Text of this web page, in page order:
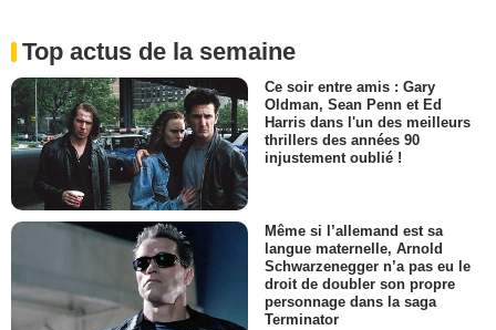
Top actus de la semaine
Ce soir entre amis : Gary
Oldman, Sean Penn et Ed
Harris dans l'un des meilleurs
thrillers des années 90
injustement oublié !
Même si l’allemand est sa
langue maternelle, Arnold
Schwarzenegger n’a pas eu le
droit de doubler son propre
personnage dans la saga
Terminator